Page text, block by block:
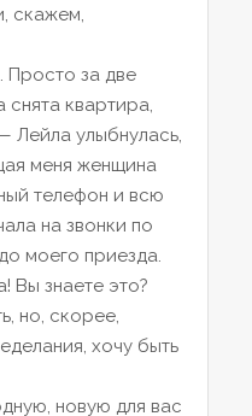
скажем,
Просто за две
квартира,
Лейла улыбнулась,
меня женщина
телефон и всю
на звонки по
моего приезда.
Вы знаете это?
но, скорее,
хочу быть
новую для вас